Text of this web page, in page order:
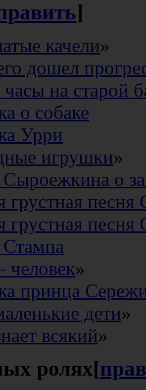
]
качели»
дошел
на старой
о собаке
Урри
игрушки»
о
грустная
грустная
»
принца
дети»
всякий»
ролях[